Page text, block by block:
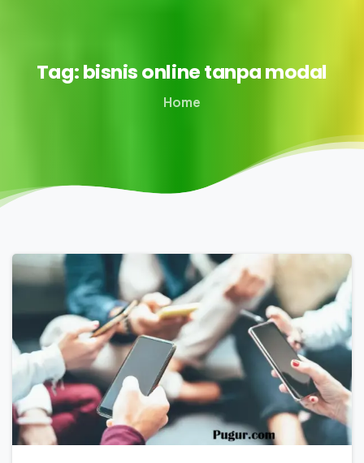
Tag:bisnisonlinetanpamodal
Home
0 0